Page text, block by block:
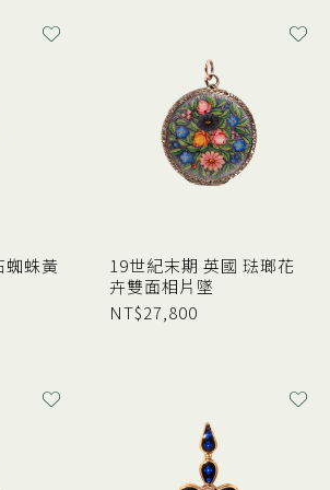
蜘蛛黃
19世紀末期 英國 琺瑯花
卉雙面相片墜
NT$27,800